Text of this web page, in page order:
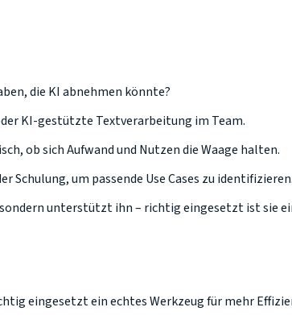
die KI abnehmen könnte?
KI-gestützte Textverarbeitung im Team.
ob sich Aufwand und Nutzen die Waage halten.
Schulung, um passende Use Cases zu identifizieren.
unterstützt ihn – richtig eingesetzt ist sie
eingesetzt ein echtes Werkzeug für mehr